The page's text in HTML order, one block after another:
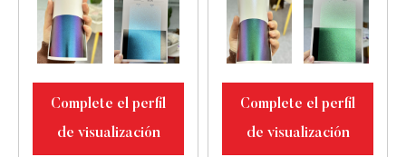
81345D
blanquecino
con reflejo de
10-60
Complete el perfil
de visualización
Complete el perfil
de visualización